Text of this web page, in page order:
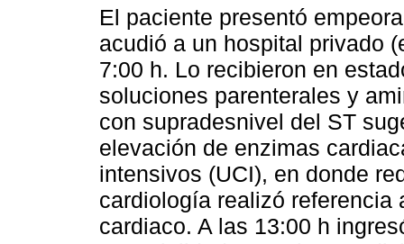
El paciente presentó
acudió a un hospital privado
7:00 h. Lo recibieron en
soluciones parenterales y
con supradesnivel del ST
elevación de enzimas
intensivos (UCI), en donde
cardiología realizó referencia
cardiaco. A las 13:00 h